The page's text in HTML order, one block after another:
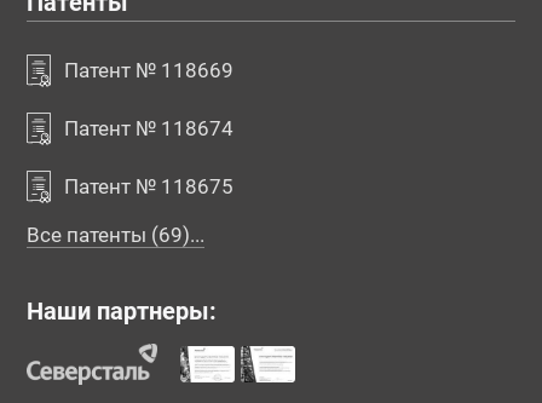
Патент № 118669
Патент № 118674
Патент № 118675
Все патенты (69)...
Наши партнеры: